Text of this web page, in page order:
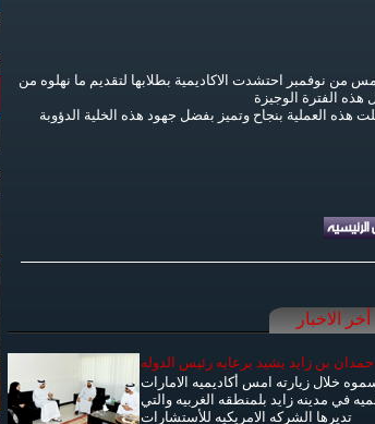
من نوفمبر احتشدت الاكاديمية بطلابها لتقديم ما نهلوه من
هذه الفترة الوجيزة
هذه العملية بنجاح وتميز بفضل جهود هذه الخلية الدؤوبة
أخر الاخبار
حمدان بن زايد يشيد برعايه رئيس الدوله
خلال زيارته امس أكاديميه الامارات
في مدينه زايد بلمنطقه الغربيه والتي
تديرها الشركه الامريكيه للأستشارات